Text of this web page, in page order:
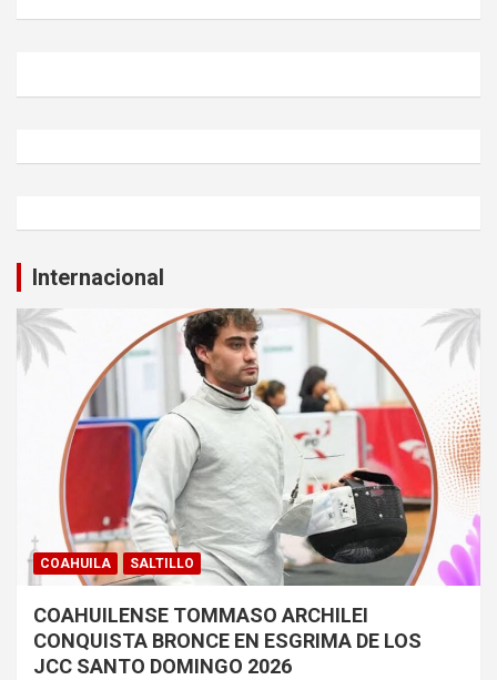
Internacional
COAHUILA SALTILLO
COAHUILENSE TOMMASO ARCHILEI
CONQUISTA BRONCE EN ESGRIMA DE LOS
JCC SANTO DOMINGO 2026